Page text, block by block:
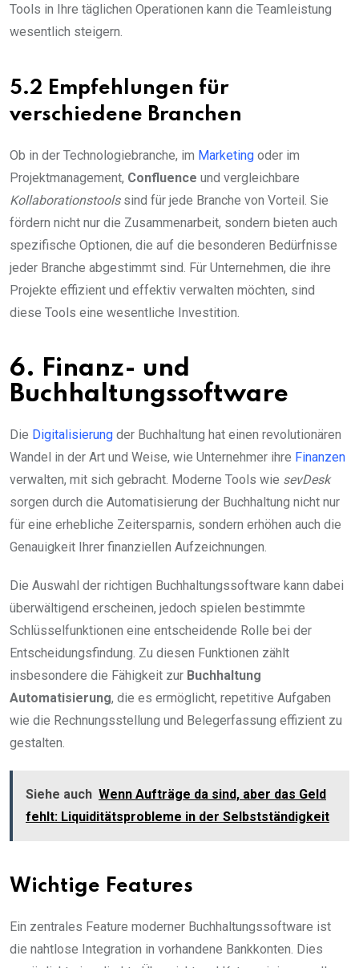
Tools in Ihre täglichen Operationen kann die Teamleistung
wesentlich steigern.
5.2 Empfehlungen für
verschiedene Branchen
Ob in der Technologiebranche, im Marketing oder im
Projektmanagement, Confluence und vergleichbare
Kollaborationstoolssind für jede Branche von Vorteil. Sie
fördern nicht nur die Zusammenarbeit, sondern bieten auch
spezifische Optionen, die auf die besonderen Bedürfnisse
jeder Branche abgestimmt sind. Für Unternehmen, die ihre
Projekte effizient und effektiv verwalten möchten, sind
diese Tools eine wesentliche Investition.
6. Finanz- und
Buchhaltungssoftware
Die Digitalisierung der Buchhaltung hat einen revolutionären
Wandel in der Art und Weise, wie Unternehmer ihre Finanzen
verwalten, mit sich gebracht. Moderne Tools wie sevDesk
sorgen durch die Automatisierung der Buchhaltung nicht nur
für eine erhebliche Zeitersparnis, sondern erhöhen auch die
Genauigkeit Ihrer finanziellen Aufzeichnungen.
Die Auswahl der richtigen Buchhaltungssoftware kann dabei
überwältigend erscheinen, jedoch spielen bestimmte
Schlüsselfunktionen eine entscheidende Rolle bei der
Entscheidungsfindung. Zu diesen Funktionen zählt
insbesondere die Fähigkeit zur Buchhaltung
Automatisierung, die es ermöglicht, repetitive Aufgaben
wie die Rechnungsstellung und Belegerfassung effizient zu
gestalten.
Siehe auch Wenn Aufträge da sind, aber das Geld
fehlt: Liquiditätsprobleme in der Selbstständigkeit
Wichtige Features
Ein zentrales Feature moderner Buchhaltungssoftware ist
die nahtlose Integration in vorhandene Bankkonten. Dies